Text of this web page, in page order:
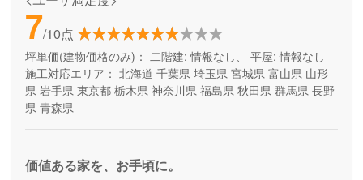
7/10点
坪単価(建物価格のみ)： 二階建: 情報なし、 平屋: 情報なし
施工対応エリア： 北海道 千葉県 埼玉県 宮城県 富山県 山形
県 岩手県 東京都 栃木県 神奈川県 福島県 秋田県 群馬県 長野
県 青森県
価値ある家を、お手頃に。